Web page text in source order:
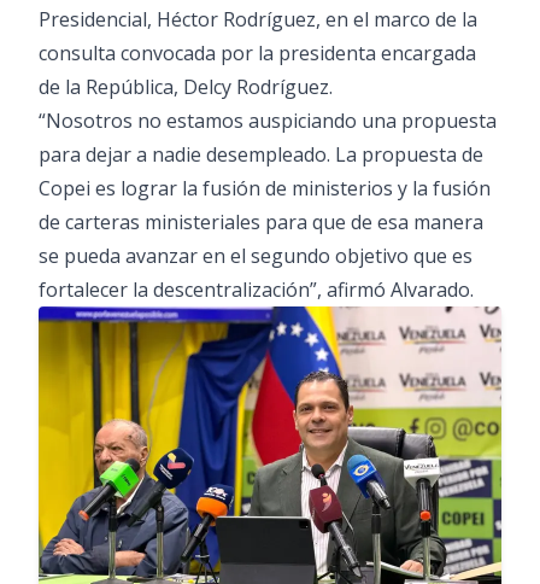
Presidencial, Héctor Rodríguez, en el marco de la
consulta convocada por la presidenta encargada
de la República, Delcy Rodríguez.
“Nosotros no estamos auspiciando una propuesta
para dejar a nadie desempleado. La propuesta de
Copei es lograr la fusión de ministerios y la fusión
de carteras ministeriales para que de esa manera
se pueda avanzar en el segundo objetivo que es
fortalecer la descentralización”, afirmó Alvarado.